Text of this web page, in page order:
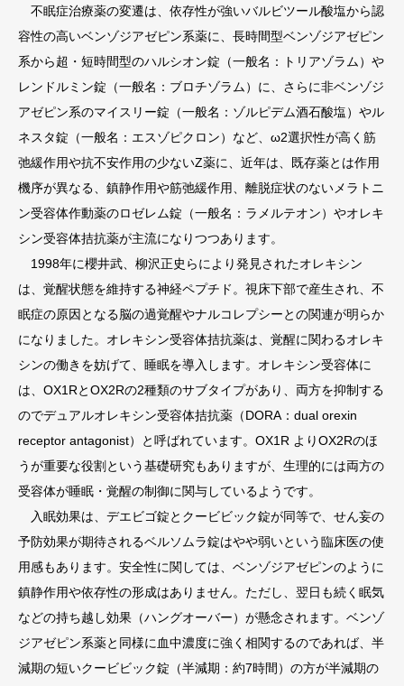
不眠症治療薬の変遷は、依存性が強いバルビツール酸塩から認
容性の高いベンゾジアゼピン系薬に、長時間型ベンゾジアゼピン
系から超・短時間型のハルシオン錠（一般名：トリアゾラム）や
レンドルミン錠（一般名：ブロチゾラム）に、さらに非ベンゾジ
アゼピン系のマイスリー錠（一般名：ゾルピデム酒石酸塩）やル
ネスタ錠（一般名：エスゾピクロン）など、ω2選択性が高く筋
弛緩作用や抗不安作用の少ないZ薬に、近年は、既存薬とは作用
機序が異なる、鎮静作用や筋弛緩作用、離脱症状のないメラトニ
ン受容体作動薬のロゼレム錠（一般名：ラメルテオン）やオレキ
シン受容体拮抗薬が主流になりつつあります。
1998年に櫻井武、柳沢正史らにより発見されたオレキシン
は、覚醒状態を維持する神経ペプチド。視床下部で産生され、不
眠症の原因となる脳の過覚醒やナルコレプシーとの関連が明らか
になりました。オレキシン受容体拮抗薬は、覚醒に関わるオレキ
シンの働きを妨げて、睡眠を導入します。オレキシン受容体に
は、OX1RとOX2Rの2種類のサブタイプがあり、両方を抑制する
のでデュアルオレキシン受容体拮抗薬（DORA：dual orexin
receptor antagonist）と呼ばれています。OX1R よりOX2Rのほ
うが重要な役割という基礎研究もありますが、生理的には両方の
受容体が睡眠・覚醒の制御に関与しているようです。
入眠効果は、デエビゴ錠とクービビック錠が同等で、せん妄の
予防効果が期待されるベルソムラ錠はやや弱いという臨床医の使
用感もあります。安全性に関しては、ベンゾジアゼピンのように
鎮静作用や依存性の形成はありません。ただし、翌日も続く眠気
などの持ち越し効果（ハングオーバー）が懸念されます。ベンゾ
ジアゼピン系薬と同様に血中濃度に強く相関するのであれば、半
減期の短いクービビック錠（半減期：約7時間）の方が半減期の